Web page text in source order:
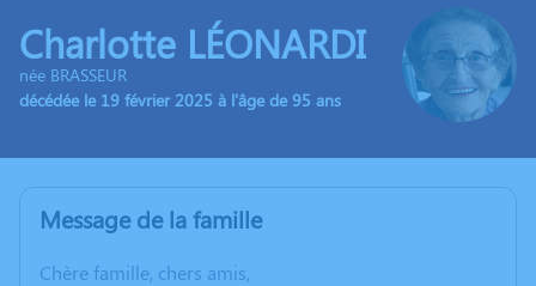
Charlotte LÉONARDI
née BRASSEUR
décédée le 19 février 2025 à l'âge de 95 ans
Message de la famille
Chère famille, chers amis,